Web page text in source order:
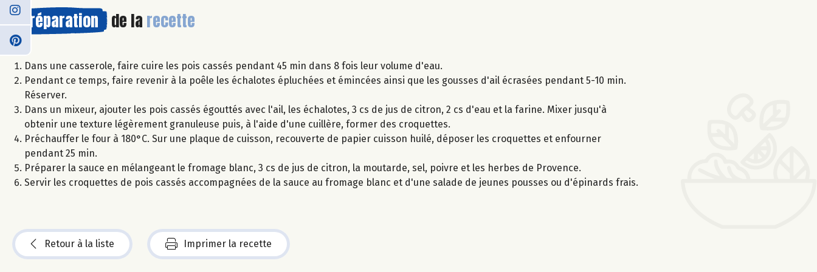
Préparation de la recette
Dans une casserole, faire cuire les pois cassés pendant 45 min dans 8 fois leur volume d'eau.
Pendant ce temps, faire revenir à la poêle les échalotes épluchées et émincées ainsi que les gousses d'ail écrasées pendant 5-10 min.
Réserver.
Dans un mixeur, ajouter les pois cassés égouttés avec l'ail, les échalotes, 3 cs de jus de citron, 2 cs d'eau et la farine. Mixer jusqu'à
obtenir une texture légèrement granuleuse puis, à l'aide d'une cuillère, former des croquettes.
Préchauffer le four à 180°C. Sur une plaque de cuisson, recouverte de papier cuisson huilé, déposer les croquettes et enfourner
pendant 25 min.
Préparer la sauce en mélangeant le fromage blanc, 3 cs de jus de citron, la moutarde, sel, poivre et les herbes de Provence.
Servir les croquettes de pois cassés accompagnées de la sauce au fromage blanc et d'une salade de jeunes pousses ou d'épinards frais.
Retour à la liste Imprimer la recette